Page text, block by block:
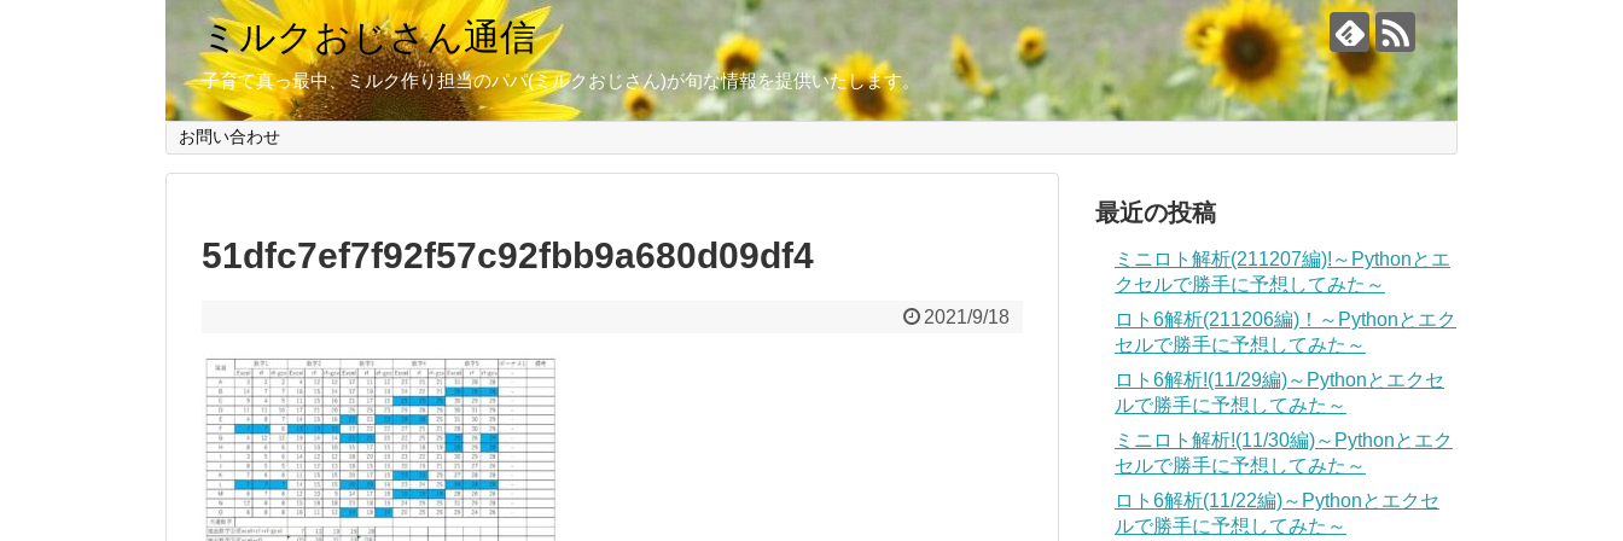
ミルクおじさん通信
子育て真っ最中、ミルク作り担当のパパ(ミルクおじさん)が旬な情報を提供いたします。
お問い合わせ
51dfc7ef7f92f57c92fbb9a680d09df4
2021/9/18
最近の投稿
ミニロト解析(211207編)!～Pythonとエ
クセルで勝手に予想してみた～
ロト6解析(211206編)！～Pythonとエク
セルで勝手に予想してみた～
ロト6解析!(11/29編)～Pythonとエクセ
ルで勝手に予想してみた～
ミニロト解析!(11/30編)～Pythonとエク
セルで勝手に予想してみた～
ロト6解析(11/22編)～Pythonとエクセ
ルで勝手に予想してみた～